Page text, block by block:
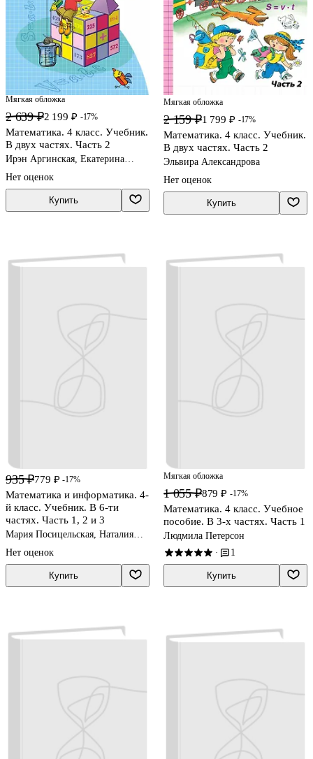
Мягкая обложка
2 639 ₽2 199 ₽ -17%
Математика. 4 класс. Учебник.
В двух частях. Часть 2
Ирэн Аргинская, Екатерина
Кормишина
Нет оценок
Купить
Мягкая обложка
2 159 ₽1 799 ₽ -17%
Математика. 4 класс. Учебник.
В двух частях. Часть 2
Эльвира Александрова
Нет оценок
Купить
935 ₽779 ₽ -17%
Математика и информатика. 4-
й класс. Учебник. В 6-ти
частях. Часть 1, 2 и 3
Мария Посицельская, Наталия
Нет оценок
Купить
Мягкая обложка
1 055 ₽879 ₽ -17%
Математика. 4 класс. Учебное
пособие. В 3-х частях. Часть 1
Людмила Петерсон
· 1
Купить